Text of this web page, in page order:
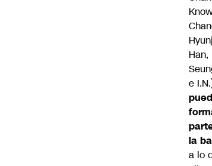
Han,
e
la
a lo